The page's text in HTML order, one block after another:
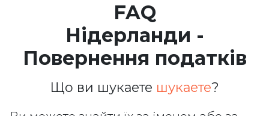
+38 (066) 002 90 99
Електронна пошта
ukraine@neotax.eu
FAQ
Нідерланди -
Повернення податків
Що ви шукаете шукаете?